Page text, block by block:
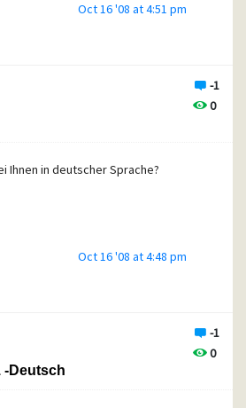
Oct 16 '08 at 4:51 pm
-1
0
Ihnen in deutscher Sprache?
Oct 16 '08 at 4:48 pm
-1
0
-Deutsch